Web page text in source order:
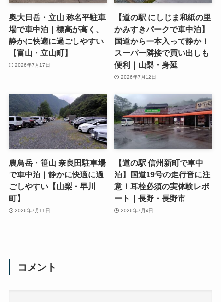
奥大日岳・立山 称名平駐車
場で車中泊｜標高が高く、
静かに快適に過ごしやすい
【富山・立山町】
2026年7月17日
【道の駅 にしじま和紙の里
かみすきパークで車中泊】
国道から一本入って静か！
スーパー隣接で買い出しも
便利｜山梨・身延
2026年7月12日
農鳥岳・笹山 奈良田駐車場
で車中泊｜静かに快適に過
ごしやすい【山梨・早川
町】
2026年7月11日
【道の駅 信州新町で車中
泊】国道19号の走行音に注
意！耳栓必須の実体験レポ
ート｜長野・長野市
2026年7月4日
コメント